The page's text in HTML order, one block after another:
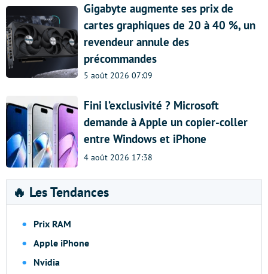
Gigabyte augmente ses prix de
cartes graphiques de 20 à 40 %, un
revendeur annule des
précommandes
5 août 2026 07:09
Fini l’exclusivité ? Microsoft
demande à Apple un copier-coller
entre Windows et iPhone
4 août 2026 17:38
🔥 Les Tendances
Prix RAM
Apple iPhone
Nvidia